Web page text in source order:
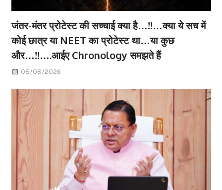
जंतर-मंतर प्रोटेस्ट की सच्चाई क्या है…!!…क्या ये सच में
कोई छात्र या NEET का प्रोटेस्ट था…या कुछ
और…!!….आईए Chronology समझते हैं
08/08/2026